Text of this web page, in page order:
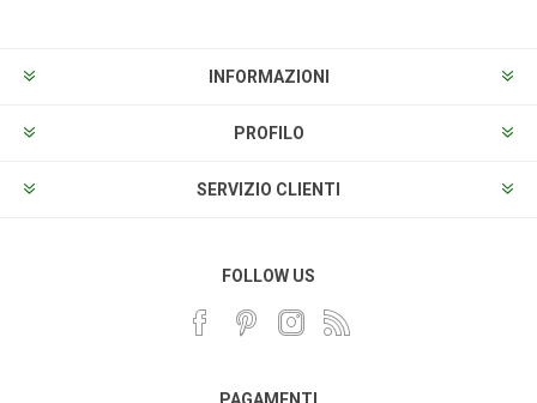
INFORMAZIONI
PROFILO
SERVIZIO CLIENTI
FOLLOW US